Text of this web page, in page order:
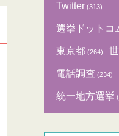
Twitter (313)
選挙ドットコ
東京都 (264)
電話調査 (234)
統一地方選挙